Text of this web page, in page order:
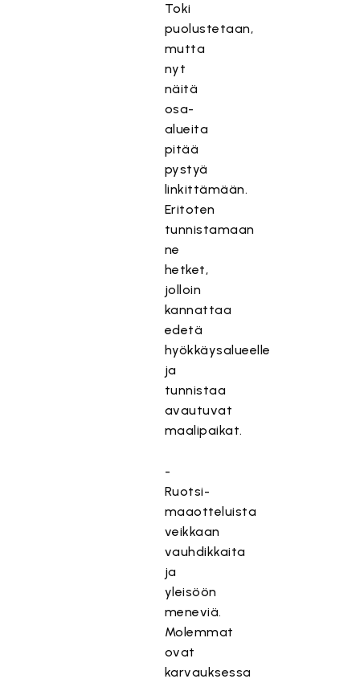
Toki
puolustetaan,
mutta
nyt
näitä
osa-
alueita
pitää
pystyä
linkittämään.
Eritoten
tunnistamaan
ne
hetket,
jolloin
kannattaa
edetä
hyökkäysalueelle
ja
tunnistaa
avautuvat
maalipaikat.
-
Ruotsi-
maaotteluista
veikkaan
vauhdikkaita
ja
yleisöön
meneviä.
Molemmat
ovat
karvauksessa